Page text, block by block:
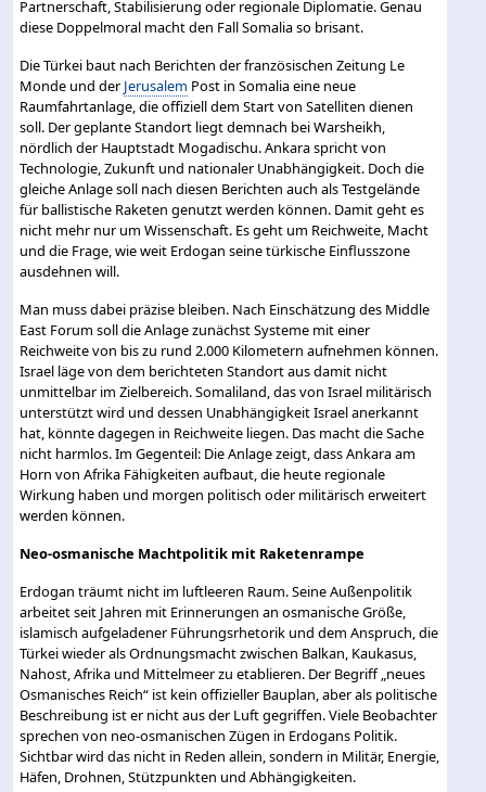
Partnerschaft, Stabilisierung oder regionale Diplomatie. Genau
diese Doppelmoral macht den Fall Somalia so brisant.
Die Türkei baut nach Berichten der französischen Zeitung Le
Monde und der Jerusalem Post in Somalia eine neue
Raumfahrtanlage, die offiziell dem Start von Satelliten dienen
soll. Der geplante Standort liegt demnach bei Warsheikh,
nördlich der Hauptstadt Mogadischu. Ankara spricht von
Technologie, Zukunft und nationaler Unabhängigkeit. Doch die
gleiche Anlage soll nach diesen Berichten auch als Testgelände
für ballistische Raketen genutzt werden können. Damit geht es
nicht mehr nur um Wissenschaft. Es geht um Reichweite, Macht
und die Frage, wie weit Erdogan seine türkische Einflusszone
ausdehnen will.
Man muss dabei präzise bleiben. Nach Einschätzung des Middle
East Forum soll die Anlage zunächst Systeme mit einer
Reichweite von bis zu rund 2.000 Kilometern aufnehmen können.
Israel läge von dem berichteten Standort aus damit nicht
unmittelbar im Zielbereich. Somaliland, das von Israel militärisch
unterstützt wird und dessen Unabhängigkeit Israel anerkannt
hat, könnte dagegen in Reichweite liegen. Das macht die Sache
nicht harmlos. Im Gegenteil: Die Anlage zeigt, dass Ankara am
Horn von Afrika Fähigkeiten aufbaut, die heute regionale
Wirkung haben und morgen politisch oder militärisch erweitert
werden können.
Neo-osmanische Machtpolitik mit Raketenrampe
Erdogan träumt nicht im luftleeren Raum. Seine Außenpolitik
arbeitet seit Jahren mit Erinnerungen an osmanische Größe,
islamisch aufgeladener Führungsrhetorik und dem Anspruch, die
Türkei wieder als Ordnungsmacht zwischen Balkan, Kaukasus,
Nahost, Afrika und Mittelmeer zu etablieren. Der Begriff „neues
Osmanisches Reich“ ist kein offizieller Bauplan, aber als politische
Beschreibung ist er nicht aus der Luft gegriffen. Viele Beobachter
sprechen von neo-osmanischen Zügen in Erdogans Politik.
Sichtbar wird das nicht in Reden allein, sondern in Militär, Energie,
Häfen, Drohnen, Stützpunkten und Abhängigkeiten.